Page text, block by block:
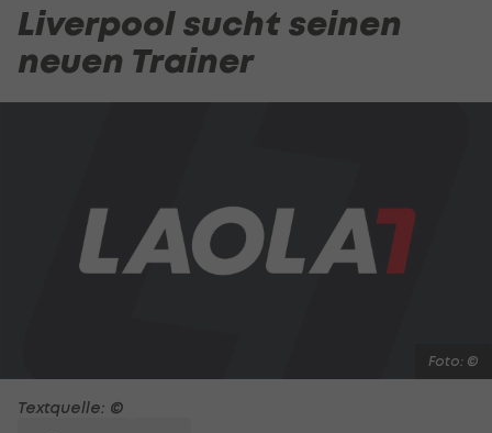
Liverpool sucht seinen
neuen Trainer
Foto: ©
Textquelle: ©